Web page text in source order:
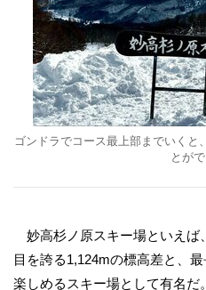
ゴンドラでコース最上部までいくと
とが
妙高杉ノ原スキー場といえば
目を誇る1,124mの標高差と、
楽しめるスキー場として有名だ。